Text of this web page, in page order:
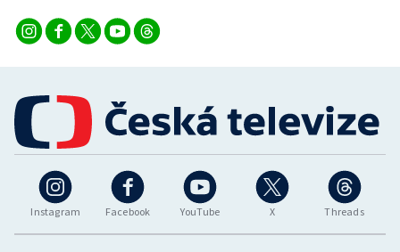
Instagram Facebook YouTube X Threads